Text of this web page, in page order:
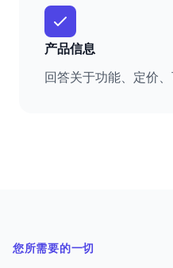
产品信息
回答关于功能、定价
您所需要的一切